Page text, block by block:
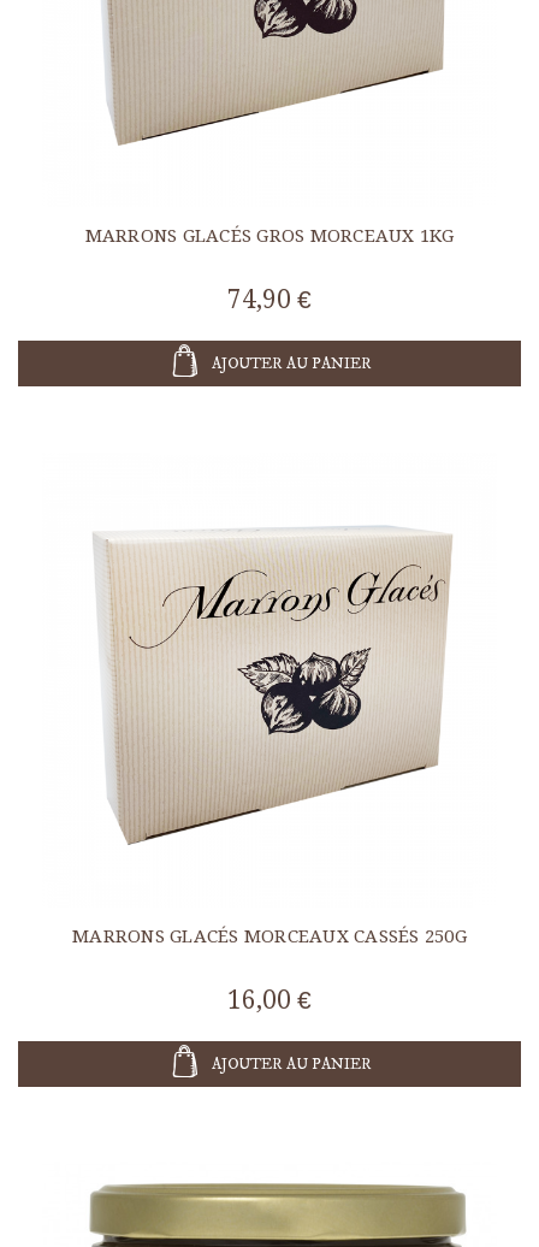
MARRONS GLACÉS GROS MORCEAUX 1KG
74,90 €
AJOUTER AU PANIER
MARRONS GLACÉS MORCEAUX CASSÉS 250G
16,00 €
AJOUTER AU PANIER